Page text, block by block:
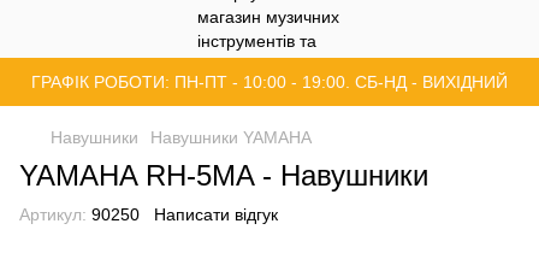
ГРАФІК РОБОТИ: ПН-ПТ - 10:00 - 19:00. СБ-НД - ВИХІДНИЙ
Навушники Навушники YAMAHA
YAMAHA RH-5MA - Навушники
Артикул: 90250 Написати відгук